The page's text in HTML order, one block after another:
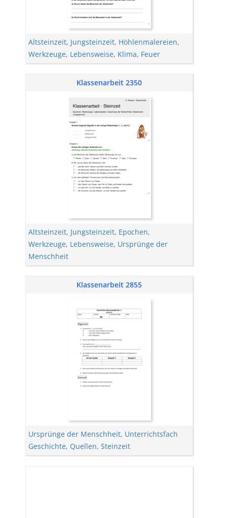
Altsteinzeit, Jungsteinzeit, Höhlenmalereien,
Werkzeuge, Lebensweise, Klima, Feuer
Klassenarbeit 2350
Altsteinzeit, Jungsteinzeit, Epochen,
Werkzeuge, Lebensweise, Ursprünge der
Menschheit
Klassenarbeit 2855
Ursprünge der Menschheit, Unterrichtsfach
Geschichte, Quellen, Steinzeit